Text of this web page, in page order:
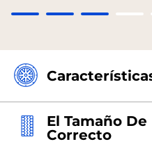
El Tamaño
Correcto